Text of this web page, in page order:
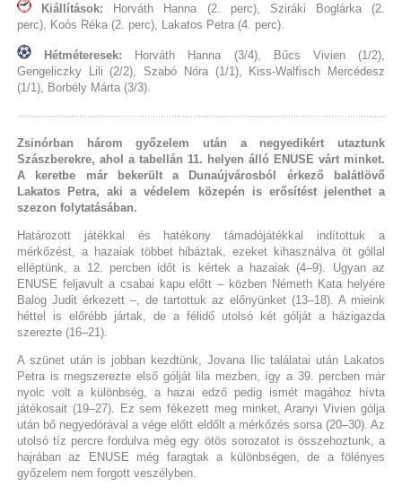
Kiállítások:
Horváth Hanna (2. perc), Sziráki Boglárka (2.
perc), Koós Réka (2. perc), Lakatos Petra (4. perc).
Hétméteresek:
Horváth Hanna (3/4), Bűcs Vivien (1/2),
Gengeliczky Lili (2/2), Szabó Nóra (1/1), Kiss-Walfisch Mercédesz
(1/1), Borbély Márta (3/3).
Zsinórban három győzelem után a negyedikért utaztunk
Szászberekre, ahol a tabellán 11. helyen álló ENUSE várt minket.
A keretbe már bekerült a Dunaújvárosból érkező balátlövő
Lakatos Petra, aki a védelem közepén is erősítést jelenthet a
szezon folytatásában.
Határozott játékkal és hatékony támadójátékkal indítottuk a
mérkőzést, a hazaiak többet hibáztak, ezeket kihasználva öt góllal
elléptünk, a 12. percben időt is kértek a hazaiak (4–9). Ugyan az
ENUSE feljavult a csabai kapu előtt – közben Németh Kata helyére
Balog Judit érkezett –, de tartottuk az előnyünket (13–18). A mieink
héttel is előrébb jártak, de a félidő utolsó két gólját a házigazda
szerezte (16–21).
A szünet után is jobban kezdtünk, Jovana Ilic találatai után Lakatos
Petra is megszerezte első gólját lila mezben, így a 39. percben már
nyolc volt a különbség, a hazai edző pedig ismét magához hívta
játékosait (19–27). Ez sem fékezett meg minket, Aranyi Vivien gólja
után bő negyedórával a vége előtt eldőlt a mérkőzés sorsa (20–30). Az
utolsó tíz percre fordulva még egy ötös sorozatot is összehoztunk, a
hajrában az ENUSE még faragtak a különbségen, de a fölényes
győzelem nem forgott veszélyben.